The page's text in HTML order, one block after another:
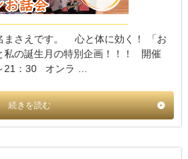
まさえです。 心と体に効く！ 「お
私の誕生月の特別企画！！！ 開催
21：30 オンラ …
続きを読む